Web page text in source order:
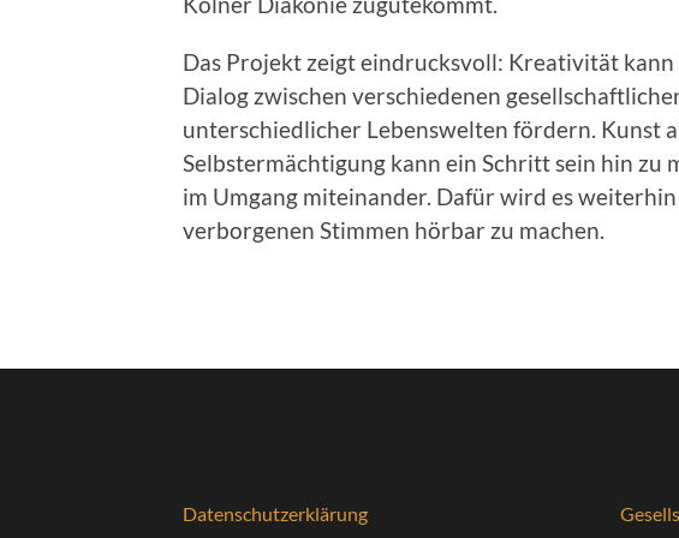
Das Projekt zeigt eindrucksvoll: Kreativität kann
Dialog zwischen verschiedenen
unterschiedlicher Lebenswelten fördern. Kunst
Selbstermächtigung kann ein Schritt sein hin zu
im Umgang miteinander. Dafür wird es
verborgenen Stimmen hörbar zu machen.
Datenschutzerklärung